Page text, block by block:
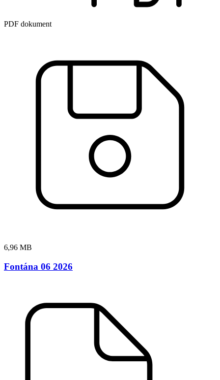
PDF dokument
6,96 MB
Fontána 06 2026